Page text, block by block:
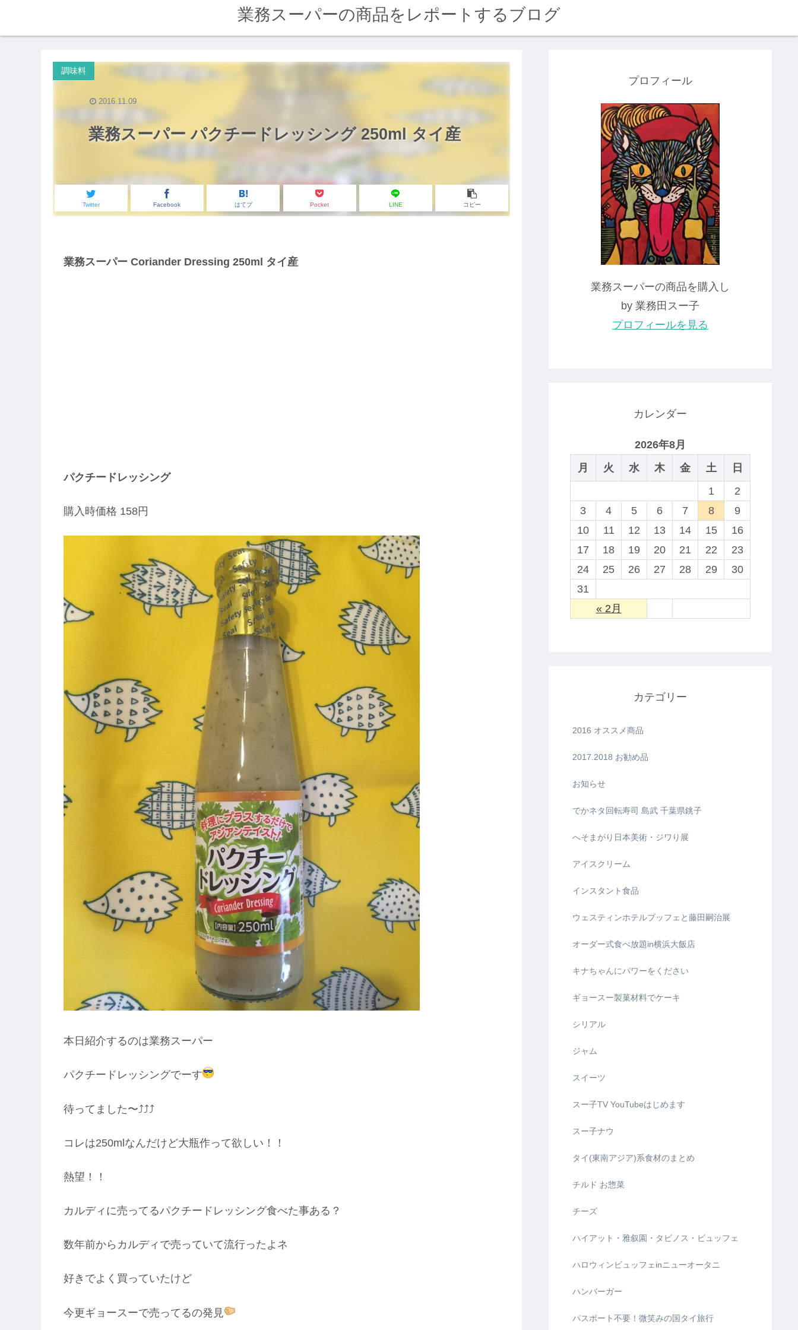
業務スーパーの商品をレポートするブログ
業務スーパー パクチードレッシング 250ml タイ産
調味料
Twitter Facebook はてブ Pocket LINE コピー
2016.11.09
業務スーパー Coriander Dressing 250ml タイ産
パクチードレッシング
購入時価格 158円
本日紹介するのは業務スーパー
パクチードレッシングでーす
待ってました〜⤴︎⤴︎⤴︎
コレは250mlなんだけど大瓶作って欲しい！！
熱望！！
カルディに売ってるパクチードレッシング食べた事ある？
数年前からカルディで売っていて流行ったよネ
好きでよく買っていたけど
今更ギョースーで売ってるの発見
プロフィール
業務スーパーの商品を購入し
by 業務田スー子
プロフィールを見る
カレンダー
2026年8月
月
火 水 木 金 土 日
« 2月
1
2
3
4 5 6 7 8
9
10
11 12 13 14 15
16
17
18 19 20 21 22
23
24
25 26 27 28 29
30
31
カテゴリー
2016 オススメ商品
2017.2018 お勧め品
お知らせ
でかネタ回転寿司 島武 千葉県銚子
へそまがり日本美術・ジワり展
アイスクリーム
インスタント食品
ウェスティンホテルブッフェと藤田嗣治展
オーダー式食べ放題in横浜大飯店
キナちゃんにパワーをください
ギョースー製菓材料でケーキ
シリアル
ジャム
スイーツ
スー子TV YouTubeはじめます
スー子ナウ
タイ(東南アジア)系食材のまとめ
チルド お惣菜
チーズ
ハイアット・雅叙園・タビノス・ビュッフェ
ハロウィンビュッフェinニューオータニ
ハンバーガー
パスポート不要！微笑みの国タイ旅行